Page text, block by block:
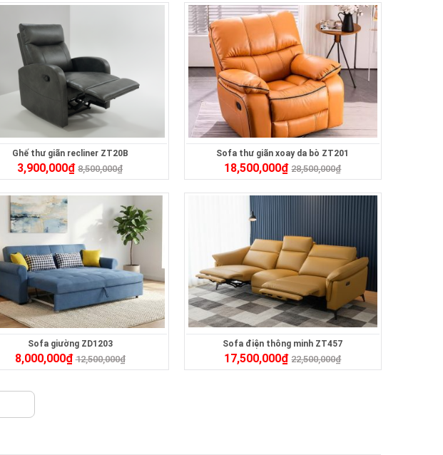
Ghế thư giãn recliner ZT20B
3,900,000₫ 8,500,000₫
Sofa thư giãn xoay da bò ZT201
18,500,000₫ 28,500,000₫
Sofa giường ZD1203
8,000,000₫ 12,500,000₫
Sofa điện thông minh ZT457
17,500,000₫ 22,500,000₫